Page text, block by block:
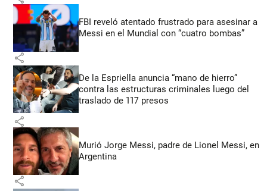
FBI reveló atentado frustrado para asesinar a
Messi en el Mundial con “cuatro bombas”
share
De la Espriella anuncia “mano de hierro”
contra las estructuras criminales luego del
traslado de 117 presos
share
Murió Jorge Messi, padre de Lionel Messi, en
Argentina
share